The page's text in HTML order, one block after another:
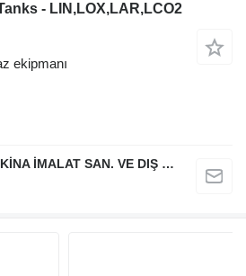
- LIN,LOX,LAR,LCO2
ekipmanı
YILTEKS ENERJI ISI MAKİNA İMALAT SAN. VE DIŞ TİC. LTD. ŞTİ.